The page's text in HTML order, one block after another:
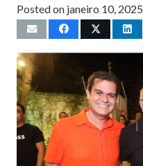
Posted on janeiro 10, 2025